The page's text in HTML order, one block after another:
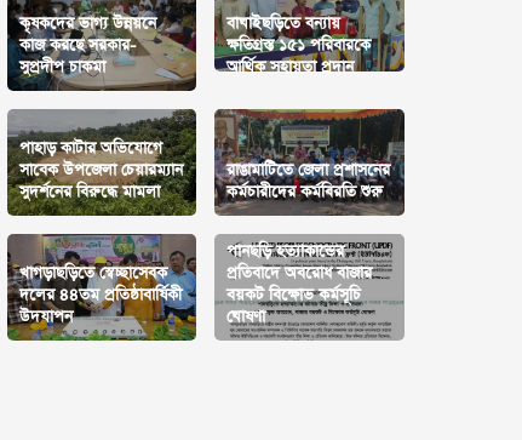
কৃষকদের ভাগ্য উন্নয়নে
কাজ করছে সরকার-
সুপ্রদীপ চাকমা
বাঘাইছড়িতে বন্যায়
ক্ষতিগ্রস্ত ১৫১ পরিবারকে
আর্থিক সহায়তা প্রদান
পাহাড় কাটার অভিযোগে
সাবেক উপজেলা চেয়ারম্যান
সুদর্শনের বিরুদ্ধে মামলা
রাঙামাটিতে জেলা প্রশাসনের
কর্মচারীদের কর্মবিরতি শুরু
খাগড়াছড়িতে স্বেচ্ছাসেবক
দলের ৪৪তম প্রতিষ্ঠাবার্ষিকী
উদযাপন
পানছড়ি হত্যাকান্ডের
প্রতিবাদে অবরোধ বাজার
বয়কট বিক্ষোভ কর্মসূচি
ঘোষণা